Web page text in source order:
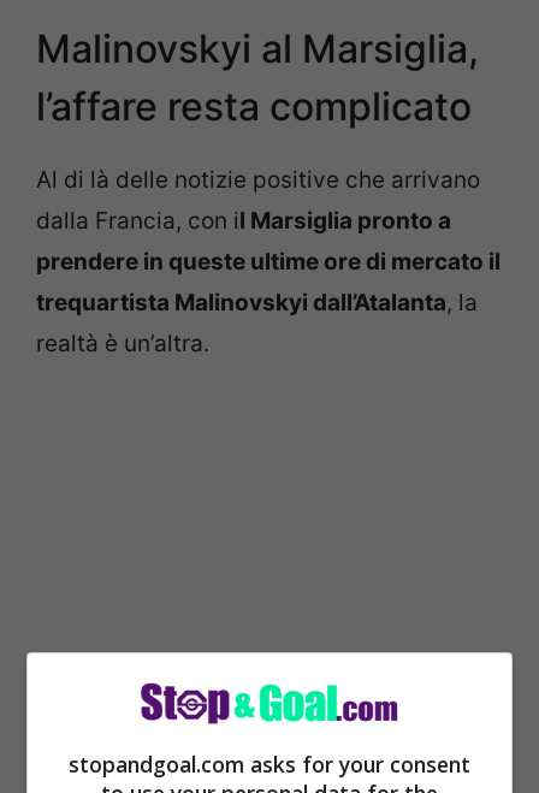
Malinovskyi al Marsiglia,
l’affare resta complicato
Al di là delle notizie positive che arrivano
dalla Francia, con il Marsiglia pronto a
prendere in queste ultime ore di mercato il
trequartista Malinovskyi dall’Atalanta, la
realtà è un’altra.
accordo economico sul cartellino del
stopandgoal.com asks for your consent